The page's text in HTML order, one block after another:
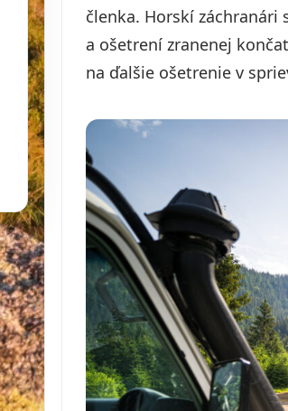
členka. Horskí
a ošetrení zranenej
na ďalšie ošetrenie v